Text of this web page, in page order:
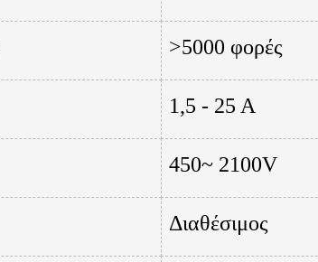
>5000 φορές
1,5 - 25 Α
450~ 2100V
Διαθέσιμος